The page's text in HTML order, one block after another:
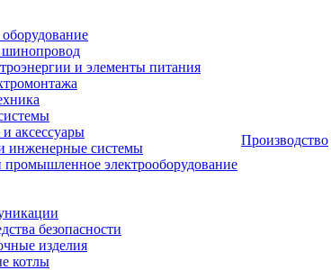
и элементы питания
аксессуары
инженерные системы
промышленное электрооборудование
безопасности
изделия
котлы
Производство